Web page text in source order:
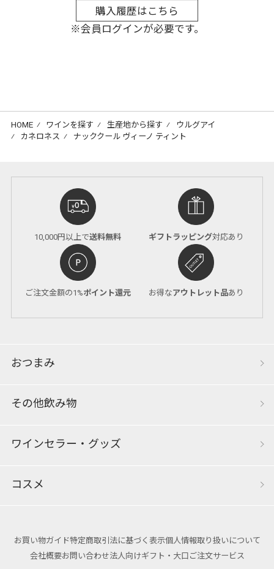
購入履歴はこちら
※会員ログインが必要です。
HOME ⁄ ワインを探す ⁄ 生産地から探す ⁄ ウルグアイ
⁄ カネロネス ⁄ ナッククール ヴィーノ ティント
10,000円以上で送料無料 ギフトラッピング対応あり
ご注文金額の1%ポイント還元 お得なアウトレット品あり
おつまみ
その他飲み物
ワインセラー・グッズ
コスメ
お買い物ガイド特定商取引法に基づく表示個人情報取り扱いについて
会社概要お問い合わせ法人向けギフト・大口ご注文サービス